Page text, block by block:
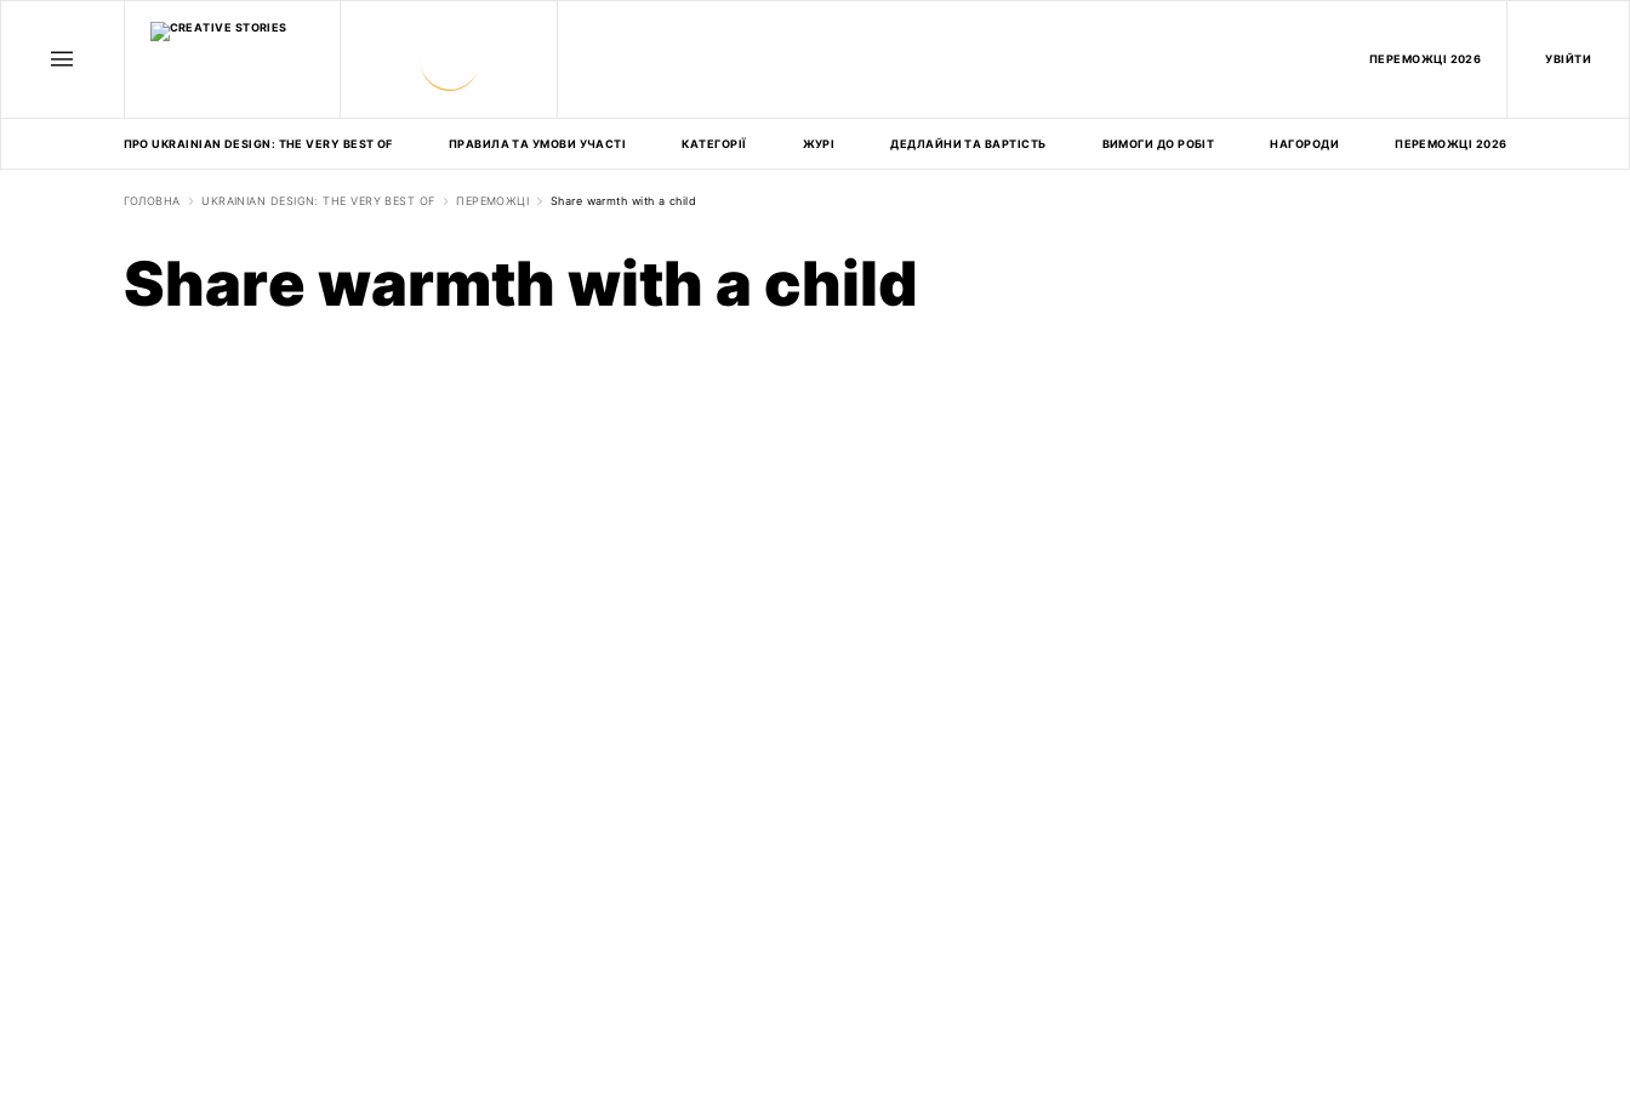
ПEРЕМОЖЦІ 2026 УВІЙТИ
ПРО UKRAINIAN DESIGN: THE VERY BEST OF ПРАВИЛА ТА УМОВИ УЧАСТІ КАТЕГОРІЇ ЖУРІ ДЕДЛАЙНИ ТА ВАРТІСТЬ ВИМОГИ ДО РОБІТ НАГОРОДИ ПЕРЕМОЖЦІ 2026
ГОЛОВНА UKRAINIAN DESIGN: THE VERY BEST OF ПЕРЕМОЖЦІ Share warmth with a child
Share warmth with a child